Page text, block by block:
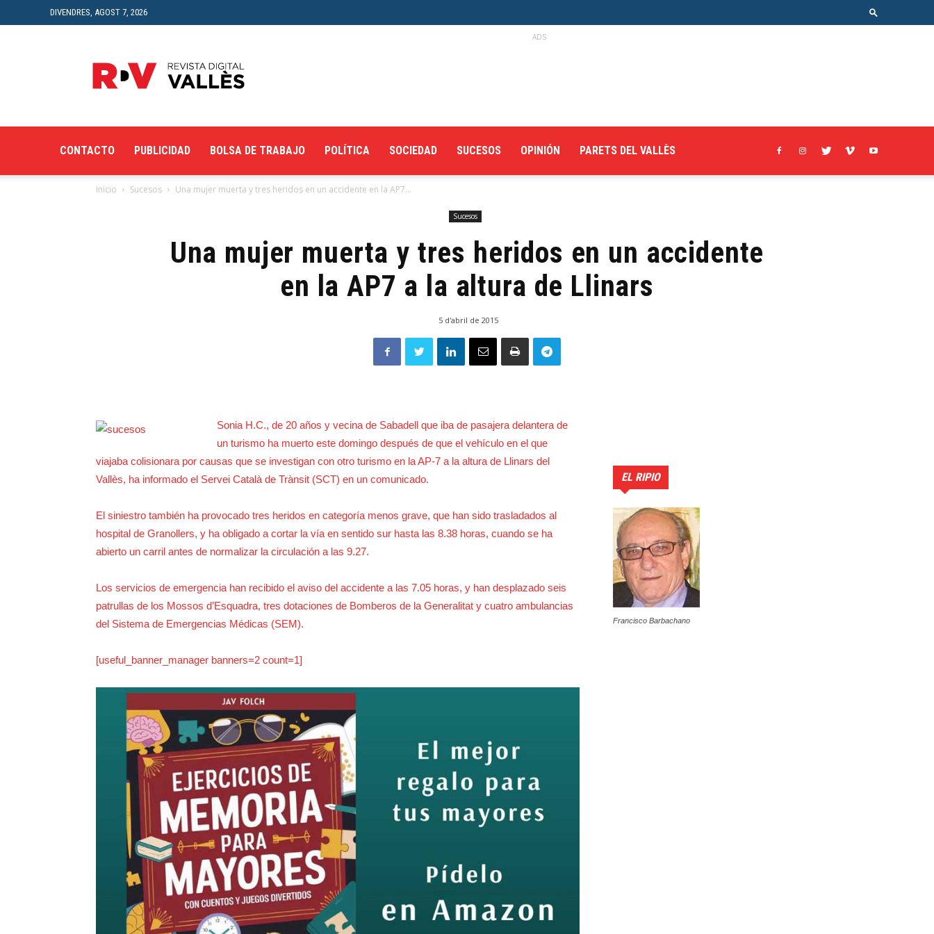
DIVENDRES, AGOST 7, 2026
Digital
del
ADS
CONTACTO PUBLICIDAD BOLSA DE TRABAJO POLÍTICA SOCIEDAD SUCESOS OPINIÓN PARETS DEL VALLÈS
Inicio Sucesos Una mujer muerta y tres heridos en un accidente en la AP7...
Sucesos
Una mujer muerta y tres heridos en un accidente
en la AP7 a la altura de Llinars
5 d'abril de 2015
Sonia H.C., de 20 años y vecina de Sabadell que iba de pasajera delantera de
un turismo ha muerto este domingo después de que el vehículo en el que
viajaba colisionara por causas que se investigan con otro turismo en la AP-7 a la altura de Llinars del
Vallès, ha informado el Servei Català de Trànsit (SCT) en un comunicado.
El siniestro también ha provocado tres heridos en categoría menos grave, que han sido trasladados al
hospital de Granollers, y ha obligado a cortar la vía en sentido sur hasta las 8.38 horas, cuando se ha
abierto un carril antes de normalizar la circulación a las 9.27.
Los servicios de emergencia han recibido el aviso del accidente a las 7.05 horas, y han desplazado seis
patrullas de los Mossos d’Esquadra, tres dotaciones de Bomberos de la Generalitat y cuatro ambulancias
del Sistema de Emergencias Médicas (SEM).
[useful_banner_manager banners=2 count=1]
EL RIPIO
Francisco Barbachano